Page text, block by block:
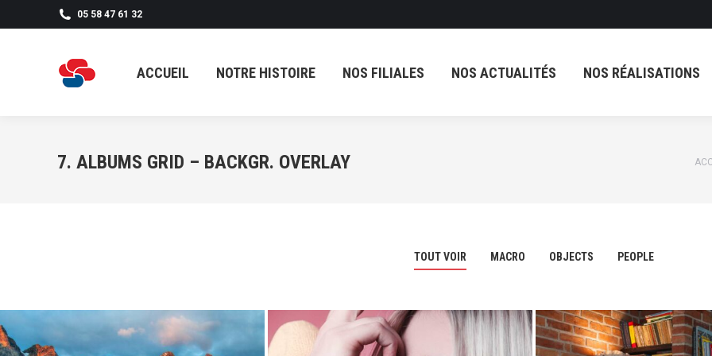
05 58 47 61 32
ACCUEIL NOTRE HISTOIRE NOS FILIALES NOS ACTUALITÉS NOS RÉALISATIONS
7. ALBUMS GRID – BACKGR. OVERLAY
TOUT VOIR MACRO OBJECTS PEOPLE
ACCUEIL NOTRE HISTOIRE NOS FILIALES NOS ACTUALITÉS NOS RÉALISATIONS